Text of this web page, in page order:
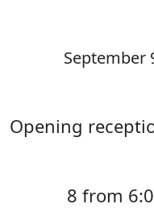
September
Opening
8 from